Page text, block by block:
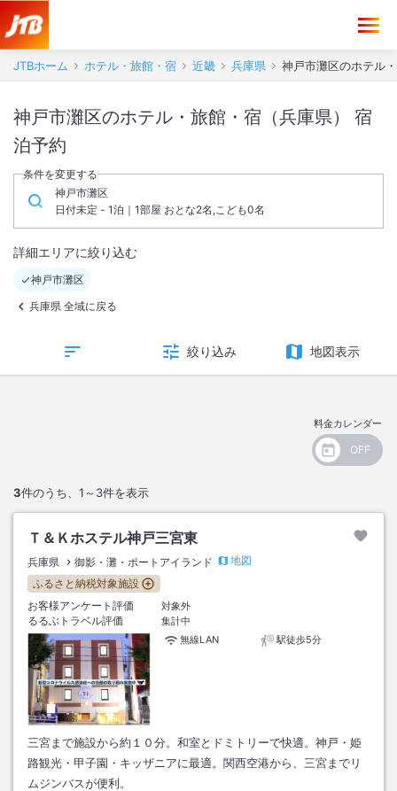
JTBホーム ホテル・旅館・宿 近畿 兵庫県 神戸市灘区のホテル
神戸市灘区のホテル・旅館・宿（兵庫県） 宿
泊予約
条件を変更する
神戸市灘区
日付未定 - 1泊｜1部屋 おとな2名,こども0名
詳細エリアに絞り込む
神戸市灘区
兵庫県 全域に戻る
絞り込み 地図表示
料金カレンダー
3件のうち、 1～3件を表示
Ｔ＆Ｋホステル神戸三宮東
兵庫県 御影・灘・ポートアイランド
地図
ふるさと納税対象施設
お客様アンケート評価
対象外
るるぶトラベル評価
集計中
無線LAN
駅徒歩5分
三宮まで施設から約１０分。和室とドミトリーで快適。神戸・姫
路観光・甲子園・キッザニアに最適。関西空港から、三宮までリ
ムジンバスが便利。